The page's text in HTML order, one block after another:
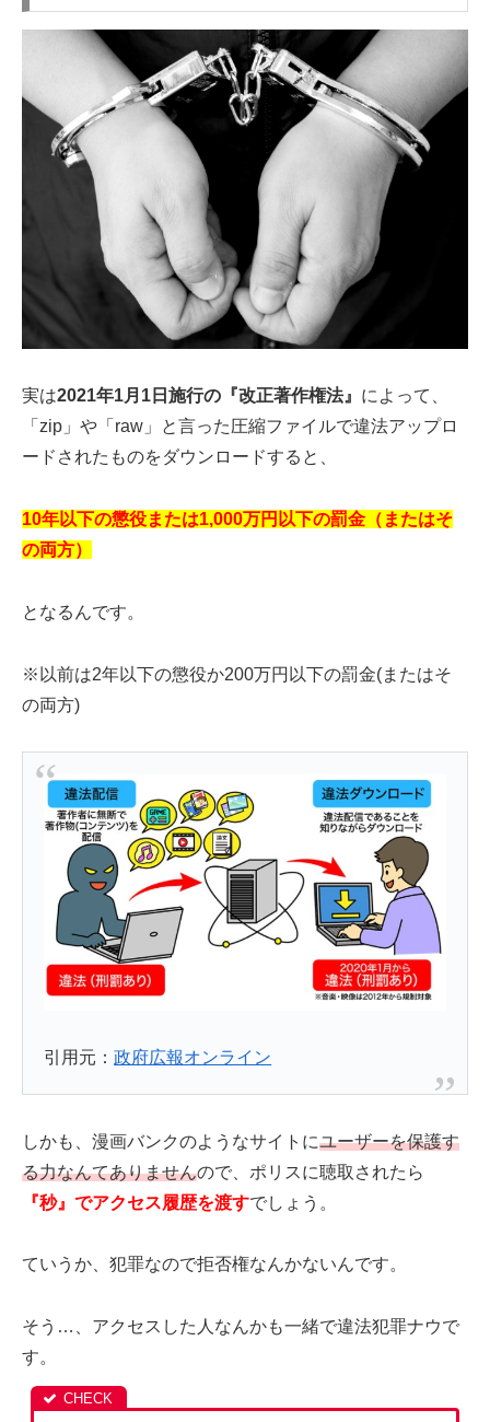
実は2021年1月1日施行の『改正著作権法』 によって、
「zip」や「raw」と言った圧縮ファイルで違法アップロ
ードされたものをダウンロードすると、
10年以下の懲役または1,000万円以下の罰金（またはそ
の両方）
となるんです。
※以前は2年以下の懲役か200万円以下の罰金(またはそ
の両方)
引用元：政府広報オンライン
しかも、漫画バンクのようなサイトにユーザーを保護す
る力なんてありませんので、ポリスに聴取されたら
『秒』でアクセス履歴を渡すでしょう。
ていうか、犯罪なので拒否権なんかないんです。
そう…、アクセスした人なんかも一緒で違法犯罪ナウで
す。